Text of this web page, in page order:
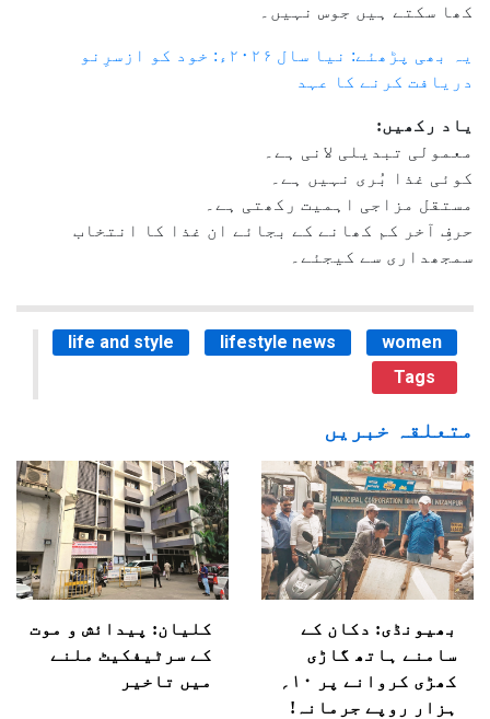
کھا سکتے ہیں جوس نہیں۔
یہ بھی پڑھئے: نیا سال ۲۰۲۶ء: خود کو ازسرِنو
دریافت کرنے کا عہد
یاد رکھیں:
معمولی تبدیلی لانی ہے۔
کوئی غذا بُری نہیں ہے۔
مستقل مزاجی اہمیت رکھتی ہے۔
حرفِ آخر کم کھانے کے بجائے ان غذا کا انتخاب
سمجھداری سے کیجئے۔
life and style lifestyle news
women
Tags
متعلقہ خبریں
بھیونڈی: دکان کے
سامنے ہاتھ گاڑی
کھڑی کروانے پر ۱۰؍
ہزار روپے جرمانہ!
کلیان: پیدائش و موت
کے سرٹیفکیٹ ملنے
میں تاخیر